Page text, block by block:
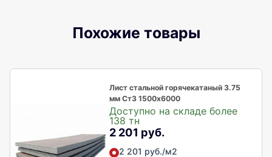
Похожие товары
Лист стальной горячекатаный 3.75
мм Ст3 1500х6000
Доступно на складе более
138 тн
2 201 руб.
2 201 руб./м2